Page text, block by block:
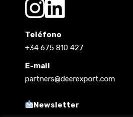
Teléfono
+34 675 810 427
E-mail
partners@deerexport.com
Newsletter